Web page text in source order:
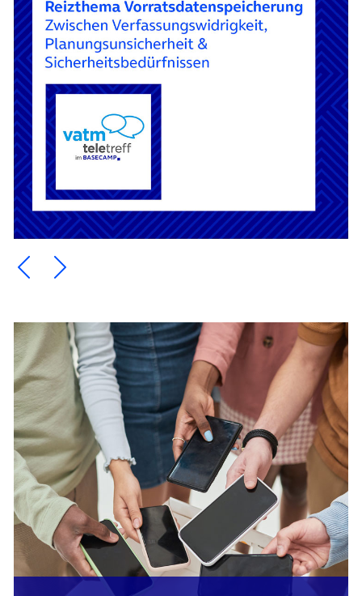
Ein Element zurück blättern
Ein Element weiter blättern